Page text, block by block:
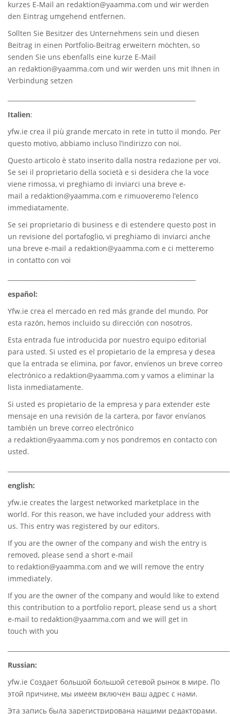
kurzes E-Mail an redaktion@yaamma.com und wir werden
den Eintrag umgehend entfernen.
Sollten Sie Besitzer des Unternehmens sein und diesen
Beitrag in einen Portfolio-Beitrag erweitern möchten, so
senden Sie uns ebenfalls eine kurze E-Mail
an redaktion@yaamma.com und wir werden uns mit Ihnen in
Verbindung setzen
Italien:
yfw.ie crea il più grande mercato in rete in tutto il mondo. Per
questo motivo, abbiamo incluso l’indirizzo con noi.
Questo articolo è stato inserito dalla nostra redazione per voi.
Se sei il proprietario della società e si desidera che la voce
viene rimossa, vi preghiamo di inviarci una breve e-
mail a redaktion@yaamma.com e rimuoveremo l’elenco
immediatamente.
Se sei proprietario di business e di estendere questo post in
un revisione del portafoglio, vi preghiamo di inviarci anche
una breve e-mail a redaktion@yaamma.com e ci metteremo
in contatto con voi
español:
Yfw.ie crea el mercado en red más grande del mundo. Por
esta razón, hemos incluido su dirección con nosotros.
Esta entrada fue introducida por nuestro equipo editorial
para usted. Si usted es el propietario de la empresa y desea
que la entrada se elimina, por favor, envíenos un breve correo
electrónico a redaktion@yaamma.com y vamos a eliminar la
lista inmediatamente.
Si usted es propietario de la empresa y para extender este
mensaje en una revisión de la cartera, por favor envíanos
también un breve correo electrónico
a redaktion@yaamma.com y nos pondremos en contacto con
usted.
english:
yfw.ie creates the largest networked marketplace in the
world. For this reason, we have included your address with
us. This entry was registered by our editors.
If you are the owner of the company and wish the entry is
removed, please send a short e-mail
to redaktion@yaamma.com and we will remove the entry
immediately.
If you are the owner of the company and would like to extend
this contribution to a portfolio report, please send us a short
e-mail to redaktion@yaamma.com and we will get in
touch with you
Russian:
yfw.ie Создает большой большой сетевой рынок в мире. По
этой причине, мы имеем включен ваш адрес с нами.
Эта запись была зарегистрирована нашими редакторами.